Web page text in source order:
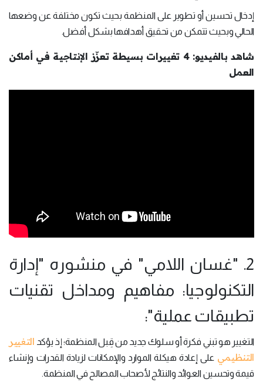
إدخال تحسين أو تطوير على المنظمة بحيث تكون مختلفة عن وضعها
الحالي وبحيث تتمكن من تحقيق أهدافها بشكل أفضل.
شاهد بالفيديو: 4 تغييرات بسيطة تعزّز الإنتاجية في أماكن
العمل
2. "غسان اللامي" في منشوره "إدارة
التكنولوجيا: مفاهيم ومداخل تقنيات
تطبيقات عملية":
التغيير هو تبني فكرة أو سلوك جديد من قِبل المنظمة؛ إذ يؤكد التغيير
التنظيمي على إعادة هيكلة الموارد والإمكانات لزيادة القدرات وإنشاء
قيمة وتحسين العوائد والنتائج لأصحاب المصالح في المنظمة.